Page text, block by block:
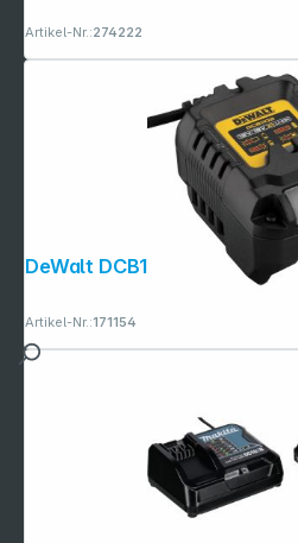
Artikel-Nr.:274222
Artikel-Nr.:171154